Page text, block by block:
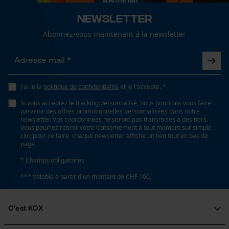
Newsletter
Abonnez-vous maintenant à la newsletter
J'ai lu la politique de confidentialité et je l'accepte. *
Si vous acceptez le tracking personnalisé, nous pourrons vous faire
parvenir des offres promotionnelles personnalisées dans notre
newsletter. Vos coordonnées ne seront pas transmises à des tiers.
Vous pourrez retirer votre consentement à tout moment sur simple
clic; pour ce faire, chaque newsletter affiche un lien tout en bas de
page.
* Champs obligatoires
*** Valable à partir d'un montant de CHF 100,-
C'est KOX
Géo-IP et détection des
utilisateurs
Cookies marketing
Google Global Site Tag